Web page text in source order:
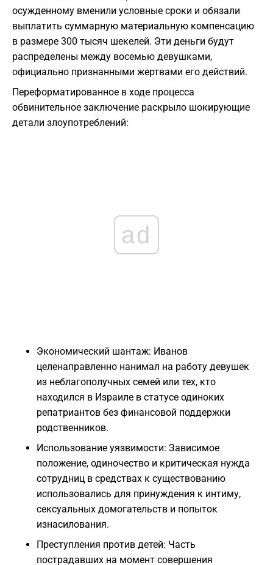
осужденному вменили условные сроки и обязали
выплатить суммарную материальную компенсацию
в размере 300 тысяч шекелей. Эти деньги будут
распределены между восемью девушками,
официально признанными жертвами его действий.
Переформатированное в ходе процесса
обвинительное заключение раскрыло шокирующие
детали злоупотреблений:
ad
Экономический шантаж: Иванов
целенаправленно нанимал на работу девушек
из неблагополучных семей или тех, кто
находился в Израиле в статусе одиноких
репатриантов без финансовой поддержки
родственников.
Использование уязвимости: Зависимое
положение, одиночество и критическая нужда
сотрудниц в средствах к существованию
использовались для принуждения к интиму,
сексуальных домогательств и попыток
изнасилования.
Преступления против детей: Часть
пострадавших на момент совершения